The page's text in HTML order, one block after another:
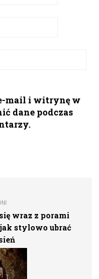
mail i witrynę w
dane podczas
wraz z porami
stylowo ubrać